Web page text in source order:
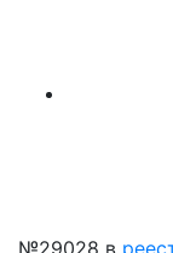
№29028 в